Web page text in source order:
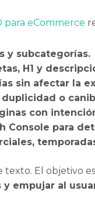
para eCommerce
y subcategorías.
H1 y
sin afectar la
o
con
Console para
texto. El objetivo
empujar al